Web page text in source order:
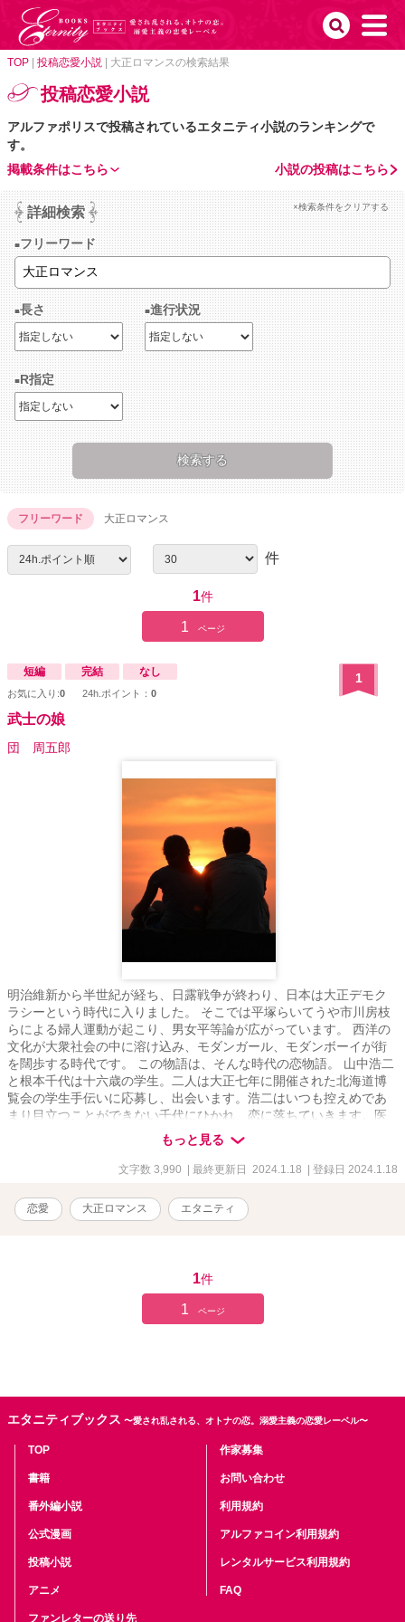
TOP 投稿恋愛小説 大正ロマンスの検索結果
投稿恋愛小説
アルファポリスで投稿されているエタニティ小説のランキングで
す。
小説の投稿はこちら
掲載条件はこちら
詳細検索 ×検索条件をクリアする
フリーワード
長さ 進行状況
R指定
フリーワード 大正ロマンス
件
1件
1 ページ
短編 完結 なし
お気に入り:0 24h.ポイント： 0
1
武士の娘
団 周五郎
明治維新から半世紀が経ち、日露戦争が終わり、日本は大正デモク
ラシーという時代に入りました。 そこでは平塚らいてうや市川房枝
らによる婦人運動が起こり、男女平等論が広がっています。 西洋の
文化が大衆社会の中に溶け込み、モダンガール、モダンボーイが街
を闊歩する時代です。 この物語は、そんな時代の恋物語。 山中浩二
と根本千代は十六歳の学生。二人は大正七年に開催された北海道博
覧会の学生手伝いに応募し、出会います。浩二はいつも控えめであ
まり目立つことができない千代にひかれ、恋に落ちていきます。医
者の家系を継いでいかなければならぬ浩二は受験に専念しなければ
ならぬ時、一方の千代は「女の本懐は男を出世させること」という
武士だった父親からのしつけで、男性からの告白をどうすればいい
とにしたのでした。 楽しい交際もつかの間、浩二の母親に交際して
いることが知れ、母親は怒り狂います。 自由に男女平等にといって
の女子の生き方が見えてくることでしょう。
もっと見る
文字数 3,990 | 最終更新日 2024.1.18 | 登録日 2024.1.18
恋愛 大正ロマンス エタニティ
1件
1 ページ
エタニティブックス 〜愛され乱される、オトナの恋。溺愛主義の恋愛レーベル〜
TOP
書籍
番外編小説
公式漫画
投稿小説
アニメ
ファンレターの送り先
作家募集
お問い合わせ
利用規約
アルファコイン利用規約
レンタルサービス利用規約
FAQ